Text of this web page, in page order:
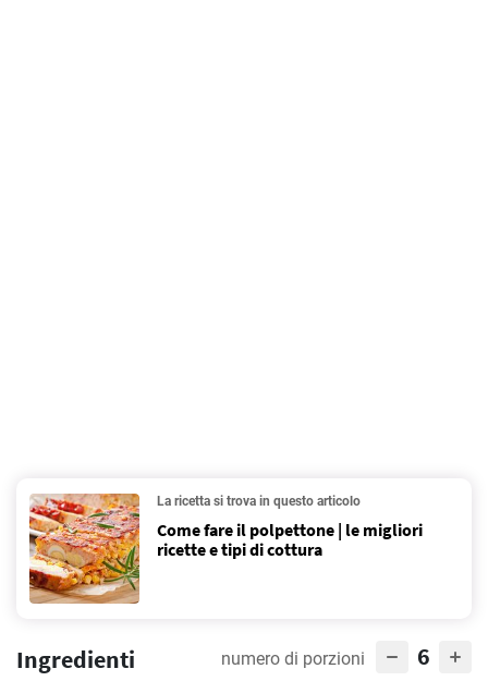
La ricetta si trova in questo articolo
Come fare il polpettone | le migliori
ricette e tipi di cottura
Ingredienti numero di porzioni 6